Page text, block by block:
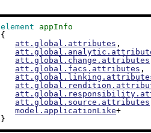
element
appInfo
{
att.global.attributes ,
att.global.change.attributes
att.global.facs.attributes ,
att.global.source.attributes
model.applicationLike+
}